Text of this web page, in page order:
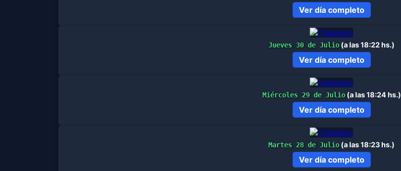
Ver día completo
Jueves 30 de Julio (a las 18:22 hs.)
Ver día completo
Miércoles 29 de Julio(a las 18:24 hs.)
Ver día completo
Martes 28 de Julio (a las 18:23 hs.)
Ver día completo